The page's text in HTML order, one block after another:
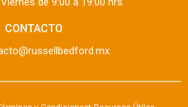
CONTACTO